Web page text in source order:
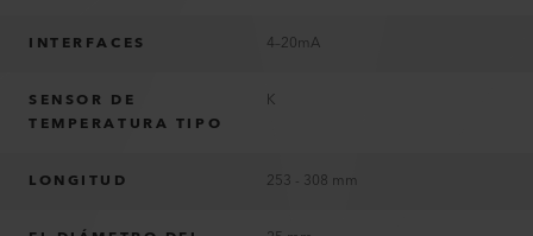
INTERFACES 4–20mA
SENSOR DE
TEMPERATURA TIPO
K
LONGITUD 253 - 308 mm